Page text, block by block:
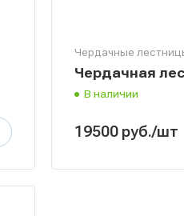
Чердачные
Чердачная
В наличии
19500 руб./шт